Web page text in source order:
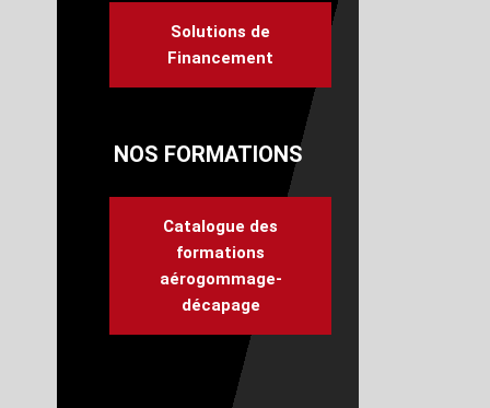
Solutions de
Financement
NOS FORMATIONS
Catalogue des
formations
aérogommage-
décapage